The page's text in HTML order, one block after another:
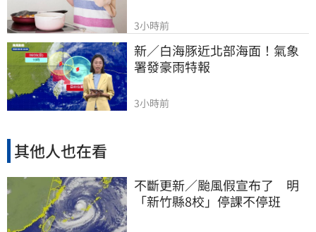
3小時前
新／白海豚近北部海面！氣象
署發豪雨特報
3小時前
其他人也在看
不斷更新／颱風假宣布了 明
「新竹縣8校」停課不停班